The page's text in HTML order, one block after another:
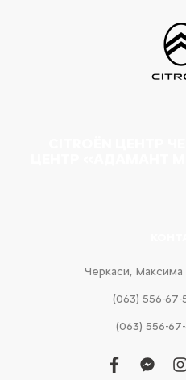
Черкаси, Максима
(063) 556-
(063) 556-
facebook